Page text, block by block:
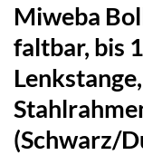
Miweba
faltbar, bis
(Schwarz/